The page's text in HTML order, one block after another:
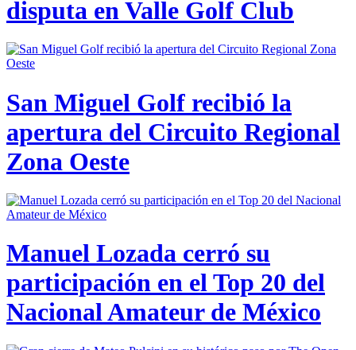
disputa en Valle Golf Club
San Miguel Golf recibió la
apertura del Circuito Regional
Zona Oeste
Manuel Lozada cerró su
participación en el Top 20 del
Nacional Amateur de México